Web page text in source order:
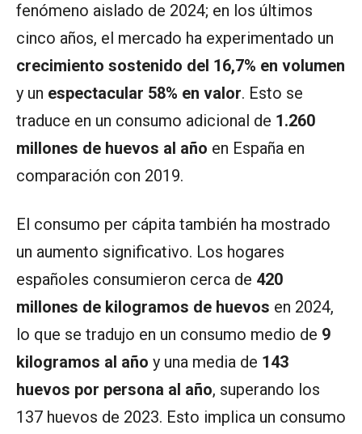
fenómeno aislado de 2024; en los últimos
cinco años, el mercado ha experimentado un
crecimiento sostenido del 16,7% en volumen
y un espectacular 58% en valor. Esto se
traduce en un consumo adicional de 1.260
millones de huevos al año en España en
comparación con 2019.
El consumo per cápita también ha mostrado
un aumento significativo. Los hogares
españoles consumieron cerca de 420
millones de kilogramos de huevos en 2024,
lo que se tradujo en un consumo medio de 9
kilogramos al año y una media de 143
huevos por persona al año, superando los
137 huevos de 2023. Esto implica un consumo